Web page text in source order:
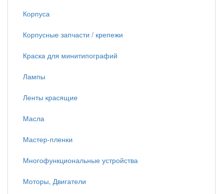
Корпуса
Корпусные запчасти / крепежи
Краска для минитипографий
Лампы
Ленты красящие
Масла
Мастер-пленки
Многофункциональные устройства
Моторы, Двигатели